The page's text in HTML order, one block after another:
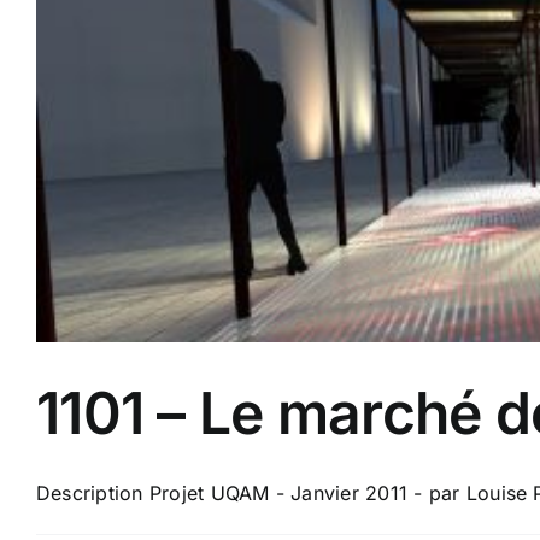
1101 – Le marché
Description Projet UQAM - Janvier 2011 - par Louise